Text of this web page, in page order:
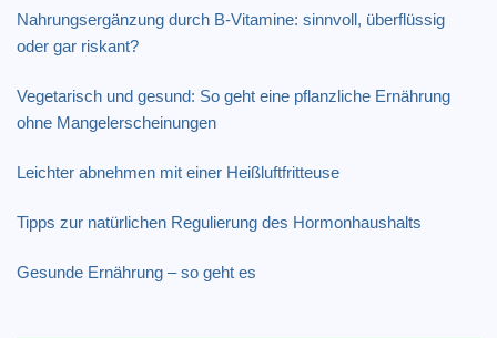
Nahrungsergänzung durch B-Vitamine: sinnvoll, überflüssig
oder gar riskant?
Vegetarisch und gesund: So geht eine pflanzliche Ernährung
ohne Mangelerscheinungen
Leichter abnehmen mit einer Heißluftfritteuse
Tipps zur natürlichen Regulierung des Hormonhaushalts
Gesunde Ernährung – so geht es